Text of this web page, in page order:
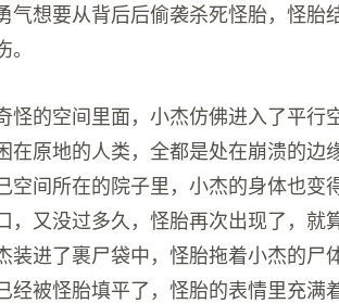
气想要从背后后偷袭杀死怪胎，怪胎
怪的空间里面，小杰仿佛进入了平行
在原地的人类，全都是处在崩溃的边
空间所在的院子里，小杰的身体也变
，又没过多久，怪胎再次出现了，就
装进了裹尸袋中，怪胎拖着小杰的尸
经被怪胎填平了，怪胎的表情里充满